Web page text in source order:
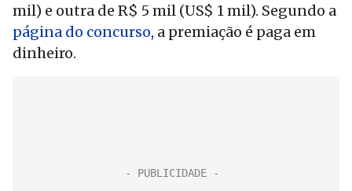
mil) e outra de R$ 5 mil (US$ 1 mil). Segundo a
página do concurso, a premiação é paga em
dinheiro.